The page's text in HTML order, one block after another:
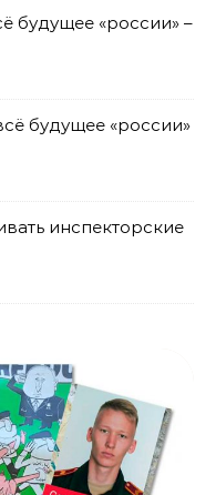
будущее «россии» –
будущее «россии»
инспекторские